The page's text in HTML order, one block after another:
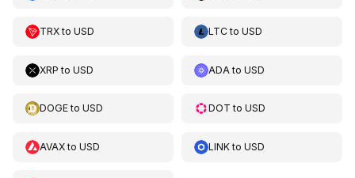
TRXto USD LTCtoUSD
XRP to USD ADA toUSD
DOGEto USD DOT toUSD
AVAXto USD LINKtoUSD